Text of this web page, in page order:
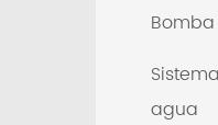
Bomba
agua